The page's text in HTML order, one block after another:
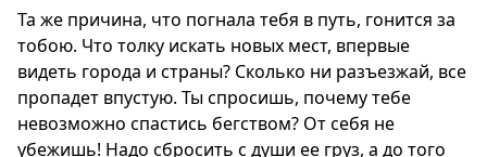
Та же причина, что погнала тебя в путь, гонится за
тобою. Что толку искать новых мест, впервые
видеть города и страны? Сколько ни разъезжай, все
пропадет впустую. Ты спросишь, почему тебе
невозможно спастись бегством? От себя не
убежишь! Надо сбросить с души ее груз, а до того